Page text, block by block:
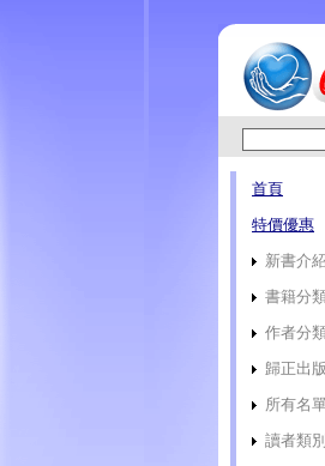
首頁
特價優惠
新書介紹
書籍分
作者分
歸正出
所有名
讀者類別